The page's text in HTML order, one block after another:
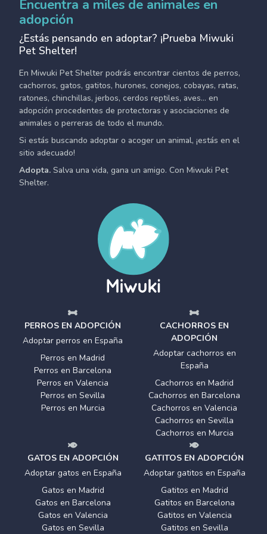
Encuentra a miles de animales en
adopción
¿Estás pensando en adoptar? ¡Prueba Miwuki
Pet Shelter!
En Miwuki Pet Shelter podrás encontrar cientos de perros,
cachorros, gatos, gatitos, hurones, conejos, cobayas, ratas,
ratones, chinchillas, jerbos, cerdos reptiles, aves... en
adopción procedentes de protectoras y asociaciones de
animales o perreras de todo el mundo.
Si estás buscando adoptar o acoger un animal, ¡estás en el
sitio adecuado!
Adopta. Salva una vida, gana un amigo. Con Miwuki Pet
Shelter.
PERROS EN ADOPCIÓN
Adoptar perros en España
Perros en Madrid
Perros en Barcelona
Perros en Valencia
Perros en Sevilla
Perros en Murcia
CACHORROS EN
ADOPCIÓN
Adoptar cachorros en
España
Cachorros en Madrid
Cachorros en Barcelona
Cachorros en Valencia
Cachorros en Sevilla
Cachorros en Murcia
GATOS EN ADOPCIÓN
Adoptar gatos en España
Gatos en Madrid
Gatos en Barcelona
Gatos en Valencia
Gatos en Sevilla
GATITOS EN ADOPCIÓN
Adoptar gatitos en España
Gatitos en Madrid
Gatitos en Barcelona
Gatitos en Valencia
Gatitos en Sevilla